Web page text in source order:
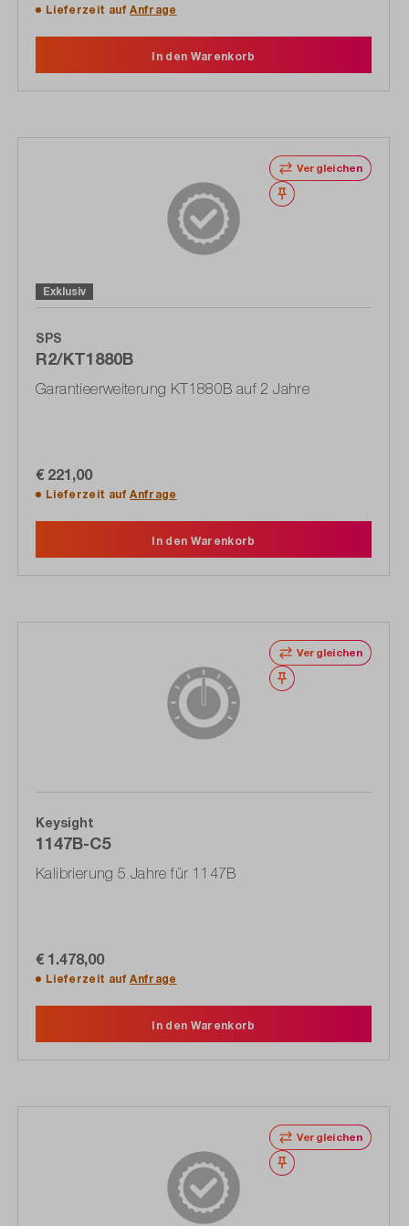
Lieferzeit aufAnfrage
In den Warenkorb
Vergleichen
Merken
Exklusiv
SPS
R2/KT1880B
Garantieerweiterung KT1880B auf 2 Jahre
€ 221,00
Lieferzeit aufAnfrage
In den Warenkorb
Vergleichen
Merken
Keysight
1147B-C5
Kalibrierung 5 Jahre für 1147B
€ 1.478,00
Lieferzeit aufAnfrage
In den Warenkorb
Vergleichen
Merken